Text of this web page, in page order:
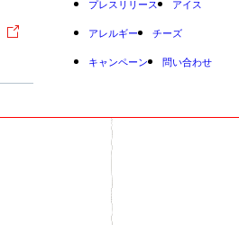
プレスリリース アイス
アレルギー チーズ
キャンペーン 問い合わせ